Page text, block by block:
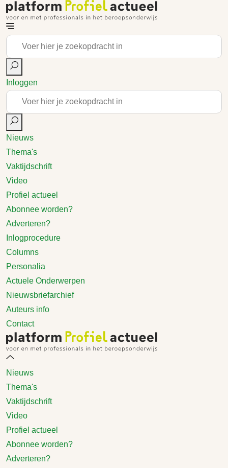
Inloggen
Nieuws
Thema's
Vaktijdschrift
Video
Profiel actueel
Abonnee worden?
Adverteren?
Inlogprocedure
Columns
Personalia
Actuele Onderwerpen
Nieuwsbriefarchief
Auteurs info
Contact
Nieuws
Thema's
Vaktijdschrift
Video
Profiel actueel
Abonnee worden?
Adverteren?